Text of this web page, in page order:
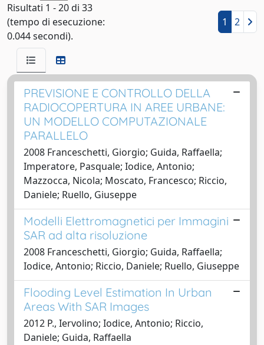
Risultati 1 - 20 di 33
(tempo di esecuzione:
0.044 secondi).
1 2
PREVISIONE E CONTROLLO DELLA
RADIOCOPERTURA IN AREE URBANE:
UN MODELLO COMPUTAZIONALE
PARALLELO
2008 Franceschetti, Giorgio; Guida, Raffaella;
Imperatore, Pasquale; Iodice, Antonio;
Mazzocca, Nicola; Moscato, Francesco; Riccio,
Daniele; Ruello, Giuseppe
Modelli Elettromagnetici per Immagini
SAR ad alta risoluzione
2008 Franceschetti, Giorgio; Guida, Raffaella;
Iodice, Antonio; Riccio, Daniele; Ruello, Giuseppe
Flooding Level Estimation In Urban
Areas With SAR Images
2012 P., Iervolino; Iodice, Antonio; Riccio,
Daniele; Guida, Raffaella